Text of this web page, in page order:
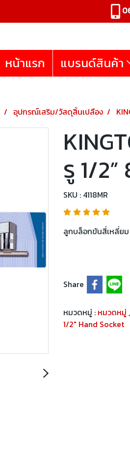
หน้าแรก แบรนด์สินค้า
อุปกรณ์เสริม/วัสดุสิ้นเปลือง
รู 1/
SKU : 4118MR
ลูกบล็อกขันสี่เหลี่ยม
Share
หมวดหมู่ : หมวดหมู่ ,
1/2" Hand Socket